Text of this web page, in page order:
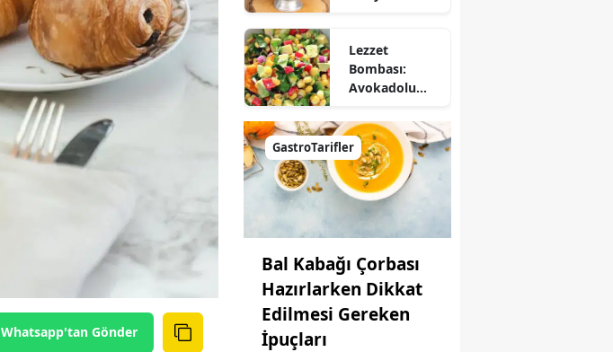
Whatsapp'tan Gönder
Lezzet
Bombası:
Avokadolu
Nasıl Yapılır?
GastroTarifler
Bal Kabağı Çorbası
Hazırlarken Dikkat
Edilmesi Gereken
İpuçları